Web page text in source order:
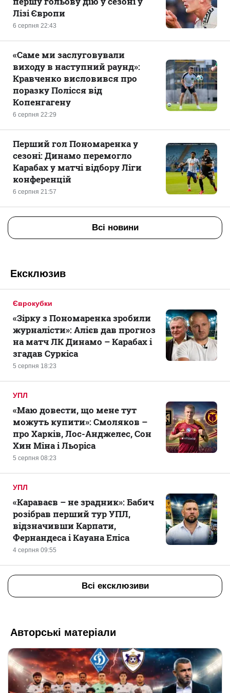
6 серпня 22:43
Лізі Європи
6 серпня 22:29
«Саме ми заслуговували
виходу в наступний раунд»:
Кравченко висловився про
поразку Полісся від
Копенгагену
6 серпня 21:57
Перший гол Пономаренка у
сезоні: Динамо перемогло
Карабах у матчі відбору Ліги
конференцій
Всі новини
Ексклюзив
Єврокубки
5 серпня 18:23
«Зірку з Пономаренка зробили
журналісти»: Алієв дав прогноз
на матч ЛК Динамо – Карабах і
згадав Суркіса
УПЛ
5 серпня 08:23
«Маю довести, що мене тут
можуть купити»: Смоляков –
про Харків, Лос-Анджелес, Сон
Хин Міна і Льоріса
УПЛ
4 серпня 09:55
«Караваєв – не зрадник»: Бабич
розібрав перший тур УПЛ,
відзначивши Карпати,
Фернандеса і Кауана Еліса
Всі ексклюзиви
Авторські матеріали